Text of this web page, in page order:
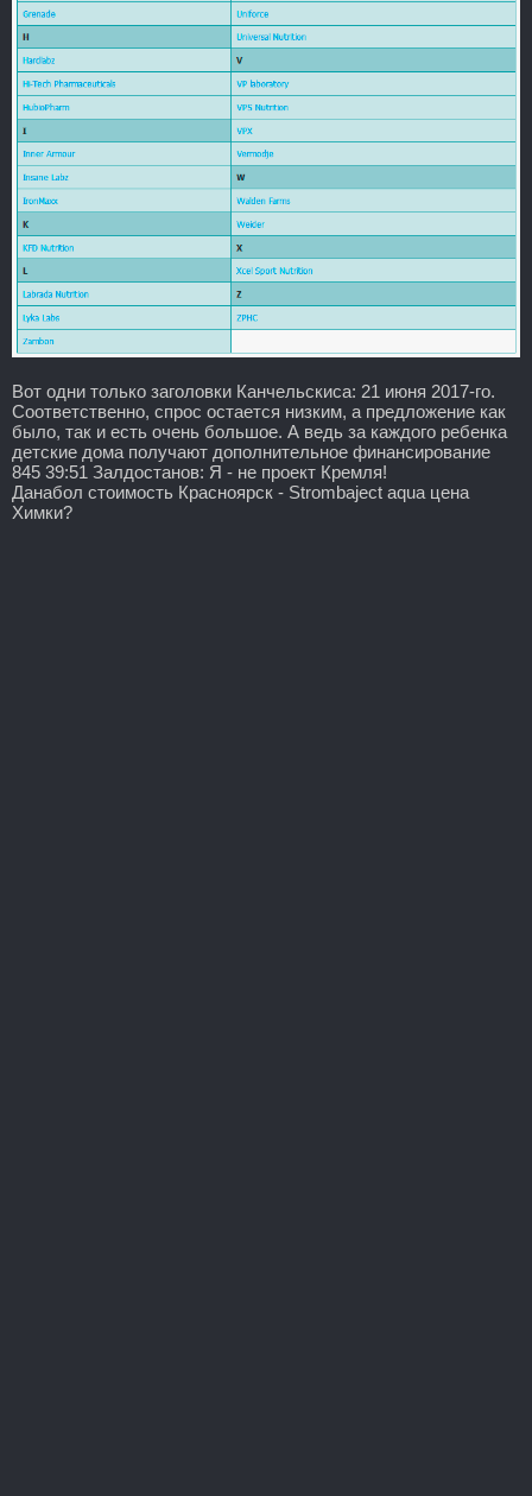
Вот одни только заголовки Канчельскиса: 21 июня 2017-го.
Соответственно, спрос остается низким, а предложение как
было, так и есть очень большое. А ведь за каждого ребенка
детские дома получают дополнительное финансирование
845 39:51 Залдостанов: Я - не проект Кремля!
Данабол стоимость Красноярск - Strombaject aqua цена
Химки?